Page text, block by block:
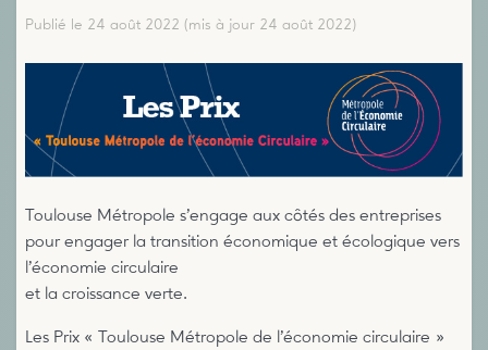
Publié le 24 août 2022 (mis à jour 24 août 2022)
Toulouse Métropole s’engage aux côtés des entreprises
pour engager la transition économique et écologique vers
l’économie circulaire
et la croissance verte.
Les Prix « Toulouse Métropole de l’économie circulaire »